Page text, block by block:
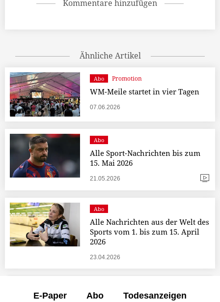
Kommentare hinzufügen
Ähnliche Artikel
Abo Promotion
WM-Meile startet in vier Tagen
07.06.2026
Abo
Alle Sport-Nachrichten bis zum
15. Mai 2026
21.05.2026
Abo
Alle Nachrichten aus der Welt des
Sports vom 1. bis zum 15. April
2026
23.04.2026
E-Paper Abo Todesanzeigen